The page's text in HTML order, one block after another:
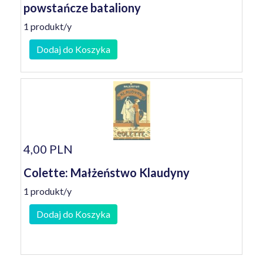
powstańcze bataliony
1 produkt/y
Dodaj do Koszyka
4,00 PLN
Colette: Małżeństwo Klaudyny
1 produkt/y
Dodaj do Koszyka